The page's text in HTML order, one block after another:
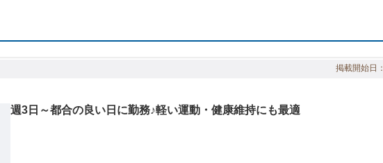
掲載開始日：
週3日～都合の良い日に勤務♪軽い運動・健康維持にも最適